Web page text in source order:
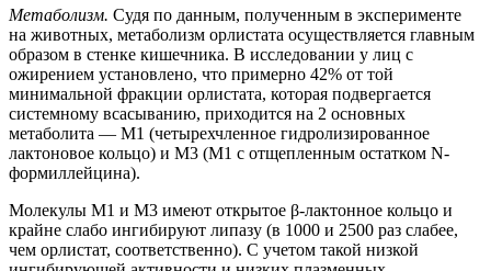
Метаболизм. Судя по данным, полученным в эксперименте
на животных, метаболизм орлистата осуществляется главным
образом в стенке кишечника. В исследовании у лиц с
ожирением установлено, что примерно 42% от той
минимальной фракции орлистата, которая подвергается
системному всасыванию, приходится на 2 основных
метаболита — М1 (четырехчленное гидролизированное
лактоновое кольцо) и М3 (M1 с отщепленным остатком N-
формиллейцина).
Молекулы M1 и М3 имеют открытое β-лактонное кольцо и
крайне слабо ингибируют липазу (в 1000 и 2500 раз слабее,
чем орлистат, соответственно). С учетом такой низкой